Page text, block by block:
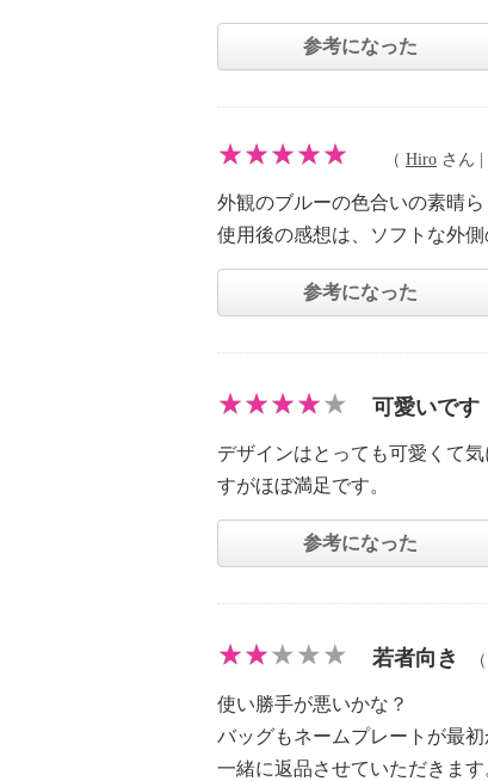
参考になった
（ Hiro さん |
外観のブルーの色合いの素晴
使用後の感想は、ソフトな外
参考になった
可愛いです
デザインはとっても可愛くて
すがほぼ満足です。
参考になった
若者向き （
使い勝手が悪いかな？
バッグもネームプレートが最
一緒に返品させていただきます